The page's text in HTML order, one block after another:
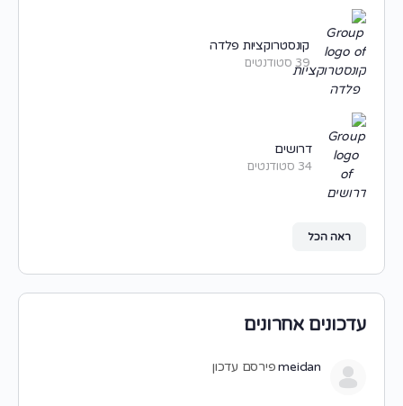
קונסטרוקציות פלדה
39 סטודנטים
דרושים
34 סטודנטים
ראה הכל
עדכונים אחרונים
meidan פירסם עדכון